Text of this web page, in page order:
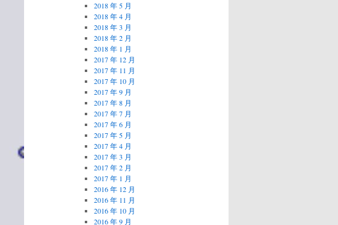
2018 年 5 月
2018 年 4 月
2018 年 3 月
2018 年 2 月
2018 年 1 月
2017 年 12 月
2017 年 11 月
2017 年 10 月
2017 年 9 月
2017 年 8 月
2017 年 7 月
2017 年 6 月
2017 年 5 月
2017 年 4 月
2017 年 3 月
2017 年 2 月
2017 年 1 月
2016 年 12 月
2016 年 11 月
2016 年 10 月
2016 年 9 月